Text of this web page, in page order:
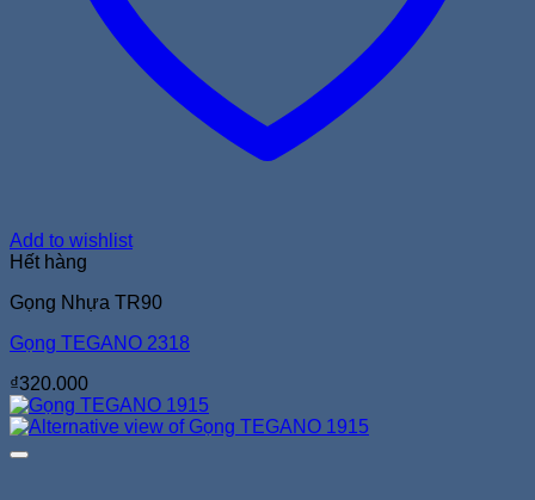
Add to wishlist
Hết hàng
Gọng Nhựa TR90
Gọng TEGANO 2318
₫320.000